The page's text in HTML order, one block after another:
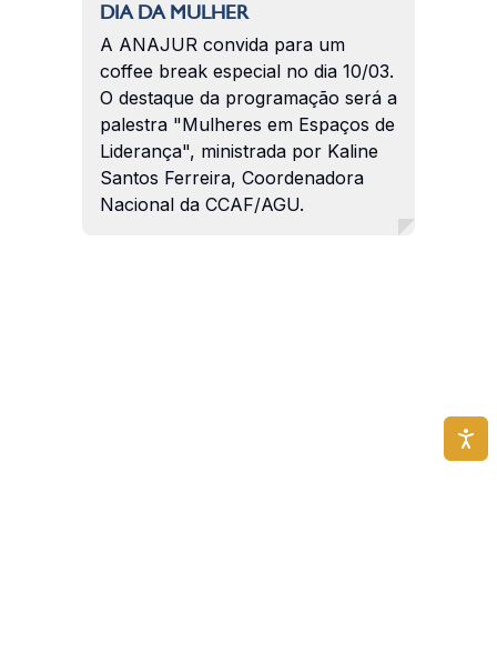
DIA DA MULHER
A ANAJUR convida para um
coffee break especial no dia 10/03.
O destaque da programação será a
palestra "Mulheres em Espaços de
Liderança", ministrada por Kaline
Santos Ferreira, Coordenadora
Nacional da CCAF/AGU.